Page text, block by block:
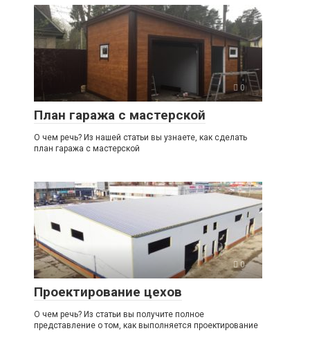
0
План гаража с мастерской
О чем речь? Из нашей статьи вы узнаете, как сделать
план гаража с мастерской
0
Проектирование цехов
О чем речь? Из статьи вы получите полное
представление о том, как выполняется проектирование